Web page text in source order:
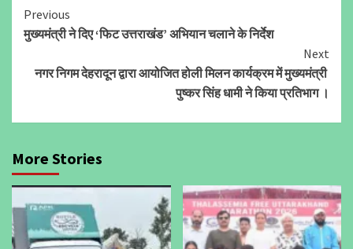
Continue
Reading
Previous
मुख्यमंत्री ने दिए ‘फिट उत्तराखंड’ अभियान चलाने के निर्देश
Next
नगर निगम देहरादून द्वारा आयोजित होली मिलन कार्यक्रम में मुख्यमंत्री
पुष्कर सिंह धामी ने किया प्रतिभाग ।
More Stories